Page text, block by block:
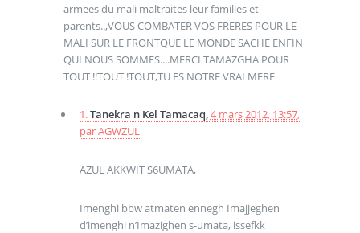
armees du mali maltraites leur familles et
parents..,VOUS COMBATER VOS FRERES POUR LE
MALI SUR LE FRONTQUE LE MONDE SACHE ENFIN
QUI NOUS SOMMES....MERCI TAMAZGHA POUR
TOUT !!TOUT !TOUT,TU ES NOTRE VRAI MERE
1.Tanekra n Kel Tamacaq,4 mars 2012, 13:57,
parAGWZUL
AZUL AKKWIT S6UMATA,
Imenghi bbw atmaten ennegh Imajjeghen
d’imenghi n’Imazighen s-umata, issefkk